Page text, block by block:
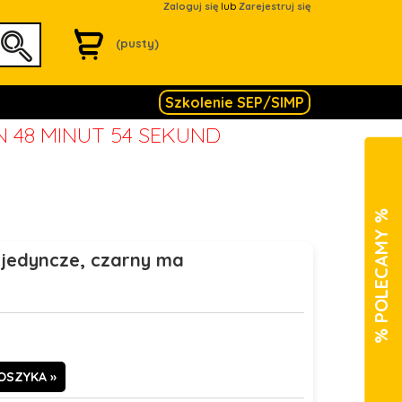
Zaloguj się lub Zarejestruj się
(pusty)
Szkolenie SEP/SIMP
48 MINUT 54 SEKUND
czarny ma % POLECAMY %